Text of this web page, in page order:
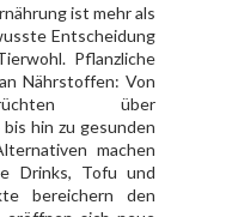
ist mehr als
Entscheidung
Pflanzliche
Nährstoffen: Von
über
hin zu gesunden
machen
Drinks, Tofu und
bereichern den